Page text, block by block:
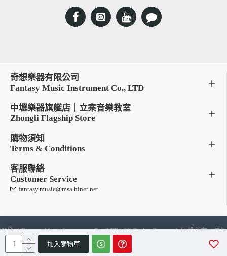
加入購物車
奇想樂器有限公司
Fantasy Music Instrument Co., LTD
中壢樂器旗艦店｜立案音樂教室
Zhongli Flagship Store
購物須知
Terms & Conditions
客服聯絡
Customer Service
fantasy.music@msa.hinet.net
公司 Fantasy Music Instrument Co., LTD | All Rights Reserved. 版權所有，未